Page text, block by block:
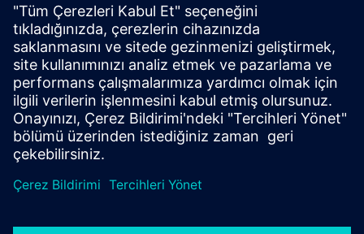
hakkında daha fazla bilgi edinmek ister misiniz?
Daha Fazla Bilgi Edinin